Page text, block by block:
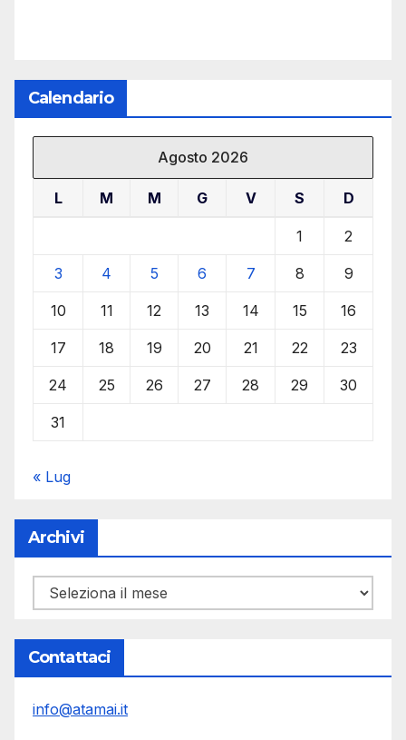
Calendario
Agosto 2026
L M M G V S D
1 2
3 4 5 6 7 8 9
10 11 12 13 14 15 16
17 18 19 20 21 22 23
24 25 26 27 28 29 30
31
« Lug
Archivi
Archivi
Contattaci
info@atamai.it